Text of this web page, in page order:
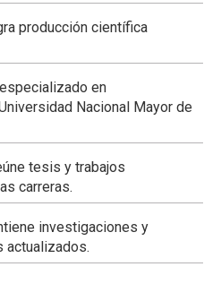
producción científica
en
Nacional Mayor de
tesis y trabajos
carreras.
investigaciones y
actualizados.